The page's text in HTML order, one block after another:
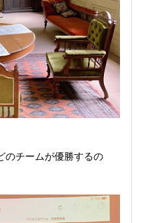
チームが優勝するの